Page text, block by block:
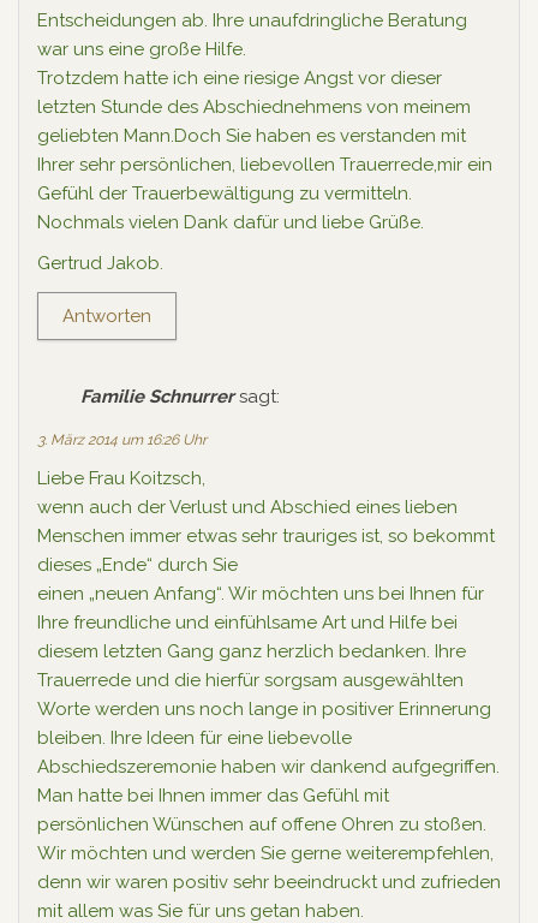
Entscheidungen ab. Ihre unaufdringliche Beratung
war uns eine große Hilfe.
Trotzdem hatte ich eine riesige Angst vor dieser
letzten Stunde des Abschiednehmens von meinem
geliebten Mann.Doch Sie haben es verstanden mit
Ihrer sehr persönlichen, liebevollen Trauerrede,mir ein
Gefühl der Trauerbewältigung zu vermitteln.
Nochmals vielen Dank dafür und liebe Grüße.
Gertrud Jakob.
Antworten
Familie Schnurrer sagt:
3. März 2014 um 16:26 Uhr
Liebe Frau Koitzsch,
wenn auch der Verlust und Abschied eines lieben
Menschen immer etwas sehr trauriges ist, so bekommt
dieses „Ende“ durch Sie
einen „neuen Anfang“. Wir möchten uns bei Ihnen für
Ihre freundliche und einfühlsame Art und Hilfe bei
diesem letzten Gang ganz herzlich bedanken. Ihre
Trauerrede und die hierfür sorgsam ausgewählten
Worte werden uns noch lange in positiver Erinnerung
bleiben. Ihre Ideen für eine liebevolle
Abschiedszeremonie haben wir dankend aufgegriffen.
Man hatte bei Ihnen immer das Gefühl mit
persönlichen Wünschen auf offene Ohren zu stoßen.
Wir möchten und werden Sie gerne weiterempfehlen,
denn wir waren positiv sehr beeindruckt und zufrieden
mit allem was Sie für uns getan haben.